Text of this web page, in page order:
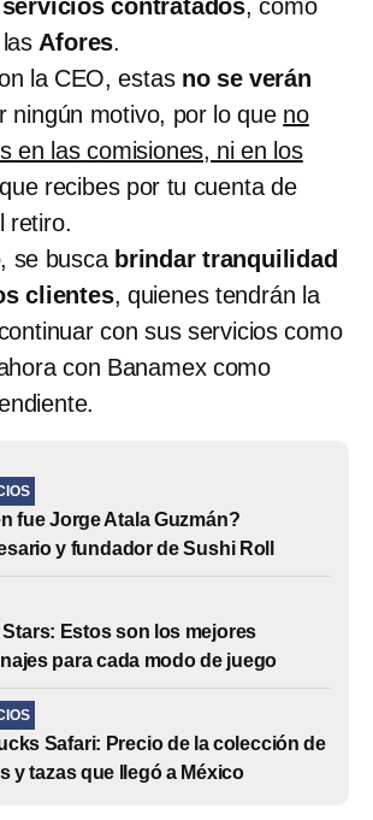
contratados, como
Afores.
la CEO, estas no se verán
ningún motivo, por lo que no
en las comisiones, ni en los
recibes por tu cuenta de
retiro.
se busca brindar tranquilidad
clientes, quienes tendrán la
con sus servicios como
con Banamex como
fue Jorge Atala Guzmán?
y fundador de Sushi Roll
Stars: Estos son los mejores
para cada modo de juego
Safari: Precio de la colección de
y tazas que llegó a México